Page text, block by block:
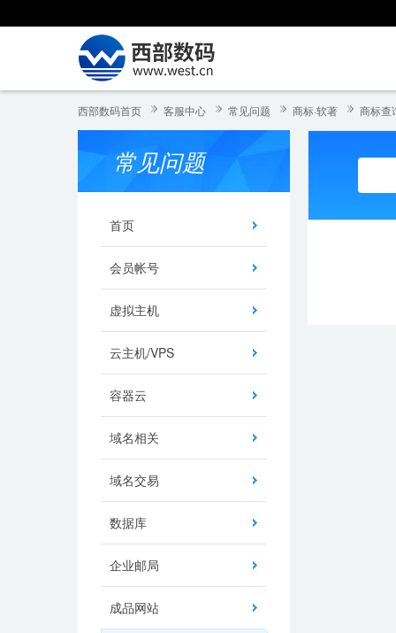
西部数码首页 客服中心 常见问题 商标·软著 商标查
常见问题
首页
会员帐号
虚拟主机
云主机/VPS
容器云
域名相关
域名交易
数据库
企业邮局
成品网站